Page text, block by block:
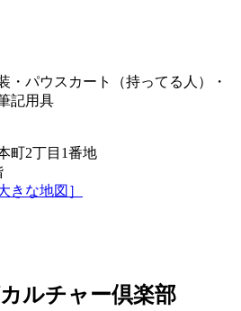
・パウスカート（持ってる人）・
記用具
町2丁目1番地
きな地図］
ルチャー倶楽部